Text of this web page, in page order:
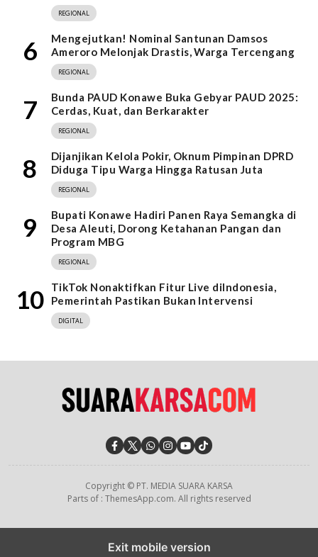
REGIONAL
6
Mengejutkan! Nominal Santunan Damsos
Ameroro Melonjak Drastis, Warga Tercengang
REGIONAL
7
Bunda PAUD Konawe Buka Gebyar PAUD 2025:
Cerdas, Kuat, dan Berkarakter
REGIONAL
8
Dijanjikan Kelola Pokir, Oknum Pimpinan DPRD
Diduga Tipu Warga Hingga Ratusan Juta
REGIONAL
9
Bupati Konawe Hadiri Panen Raya Semangka di
Desa Aleuti, Dorong Ketahanan Pangan dan
Program MBG
REGIONAL
10
TikTok Nonaktifkan Fitur Live diIndonesia,
Pemerintah Pastikan Bukan Intervensi
DIGITAL
Copyright © PT. MEDIA SUARA KARSA
Parts of : ThemesApp.com. All rights reserved
Exit mobile version